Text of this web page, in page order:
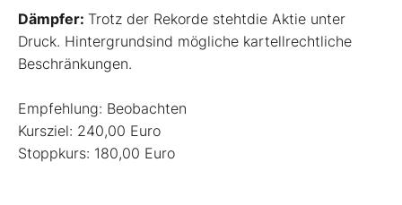
Dämpfer: Trotz der Rekorde stehtdie Aktie unter
Druck. Hintergrundsind mögliche kartellrechtliche
Beschränkungen.
Empfehlung: Beobachten
Kursziel: 240,00 Euro
Stoppkurs: 180,00 Euro